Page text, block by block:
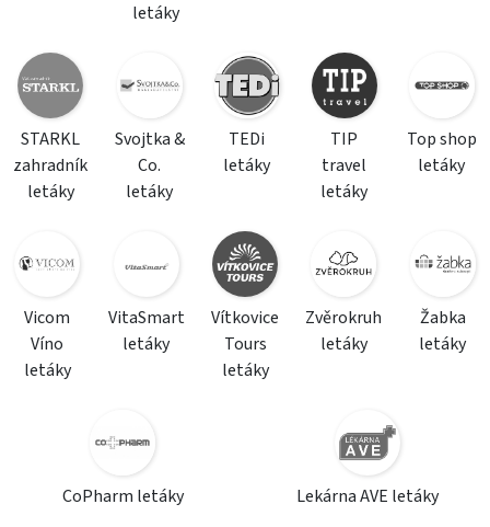
letáky
STARKL
zahradník
letáky
Svojtka &
Co.
letáky
TEDi
letáky
TIP
travel
letáky
Top shop
letáky
Vicom
Víno
letáky
VitaSmart
letáky
Vítkovice
Tours
letáky
Zvěrokruh
letáky
Žabka
letáky
CoPharm letáky Lekárna AVE letáky